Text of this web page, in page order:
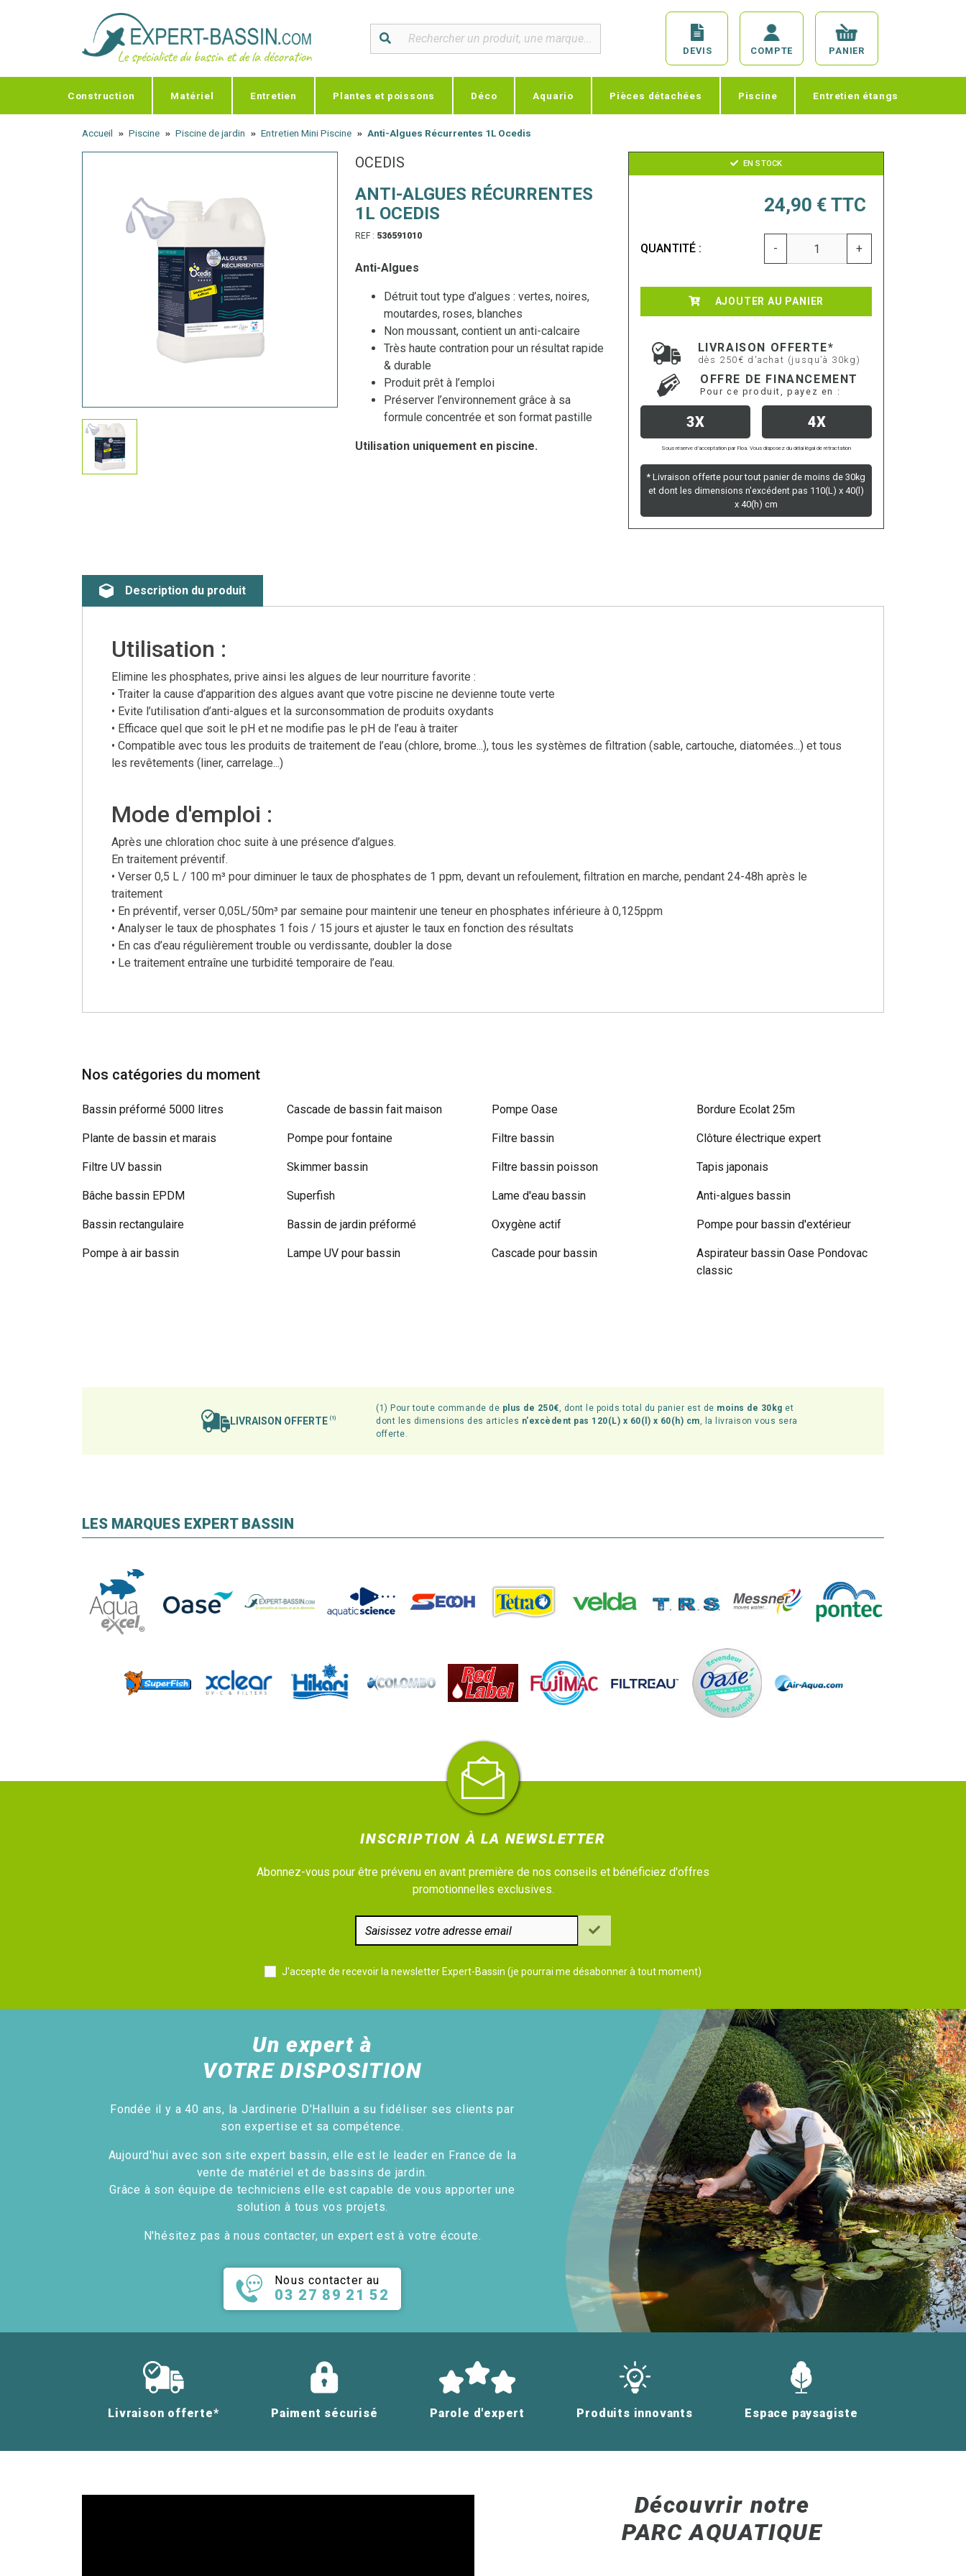
DEVIS COMPTE PANIER
Construction Matériel Entretien Plantes et poissons Déco Aquario Pièces détachées Piscine Entretien étangs
Accueil Piscine Piscine de jardin Entretien Mini Piscine Anti-Algues Récurrentes 1L Ocedis
OCEDIS
ANTI-ALGUES RÉCURRENTES
1L OCEDIS
REF : 536591010
Anti-Algues
Détruit tout type d’algues : vertes, noires,
moutardes, roses, blanches
Non moussant, contient un anti-calcaire
Très haute contration pour un résultat rapide
& durable
Produit prêt à l’emploi
Préserver l’environnement grâce à sa
formule concentrée et son format pastille
Utilisation uniquement en piscine.
EN STOCK
24,90 € TTC
QUANTITÉ : - +
AJOUTER AU PANIER
LIVRAISON OFFERTE*
dès 250€ d'achat (jusqu’à 30kg)
OFFRE DE FINANCEMENT
Pour ce produit, payez en :
3X 4X
Sous réserve d’acceptation par Floa. Vous disposez du délai légal de rétractation
* Livraison offerte pour tout panier de moins de 30kg
et dont les dimensions n'excédent pas 110(L) x 40(l)
x 40(h) cm
Description du produit
Utilisation :
Elimine les phosphates, prive ainsi les algues de leur nourriture favorite :
• Traiter la cause d’apparition des algues avant que votre piscine ne devienne toute verte
• Evite l’utilisation d’anti-algues et la surconsommation de produits oxydants
• Efficace quel que soit le pH et ne modifie pas le pH de l’eau à traiter
• Compatible avec tous les produits de traitement de l’eau (chlore, brome...), tous les systèmes de filtration (sable, cartouche, diatomées...) et tous
les revêtements (liner, carrelage...)
Mode d'emploi :
Après une chloration choc suite à une présence d’algues.
En traitement préventif.
• Verser 0,5 L / 100 m³ pour diminuer le taux de phosphates de 1 ppm, devant un refoulement, filtration en marche, pendant 24-48h après le
traitement
• En préventif, verser 0,05L/50m³ par semaine pour maintenir une teneur en phosphates inférieure à 0,125ppm
• Analyser le taux de phosphates 1 fois / 15 jours et ajuster le taux en fonction des résultats
• En cas d’eau régulièrement trouble ou verdissante, doubler la dose
• Le traitement entraîne une turbidité temporaire de l’eau.
Nos catégories du moment
Bassin préformé 5000 litres
Plante de bassin et marais
Filtre UV bassin
Bâche bassin EPDM
Bassin rectangulaire
Pompe à air bassin
Cascade de bassin fait maison
Pompe pour fontaine
Skimmer bassin
Superfish
Bassin de jardin préformé
Lampe UV pour bassin
Pompe Oase
Filtre bassin
Filtre bassin poisson
Lame d'eau bassin
Oxygène actif
Cascade pour bassin
Bordure Ecolat 25m
Clôture électrique expert
Tapis japonais
Anti-algues bassin
Pompe pour bassin d'extérieur
Aspirateur bassin Oase Pondovac
classic
LIVRAISON OFFERTE(1)
(1) Pour toute commande de plus de 250€, dont le poids total du panier est de moins de 30kg et
dont les dimensions des articles n'excèdent pas 120(L) x 60(l) x 60(h) cm, la livraison vous sera
offerte.
LES MARQUES EXPERT BASSIN
INSCRIPTION À LA NEWSLETTER
Abonnez-vous pour être prévenu en avant première de nos conseils et bénéficiez d'offres
promotionnelles exclusives.
J'accepte de recevoir la newsletter Expert-Bassin (je pourrai me désabonner à tout moment)
Un expert à
VOTRE DISPOSITION
Fondée il y a 40 ans, la Jardinerie D'Halluin a su fidéliser ses clients par
son expertise et sa compétence.
Aujourd'hui avec son site expert bassin, elle est le leader en France de la
vente de matériel et de bassins de jardin.
Grâce à son équipe de techniciens elle est capable de vous apporter une
solution à tous vos projets.
N'hésitez pas à nous contacter, un expert est à votre écoute.
Nous contacter au
03 27 89 21 52
Livraison offerte* Paiment sécurisé Parole d'expert Produits innovants Espace paysagiste
Découvrir notre
PARC AQUATIQUE